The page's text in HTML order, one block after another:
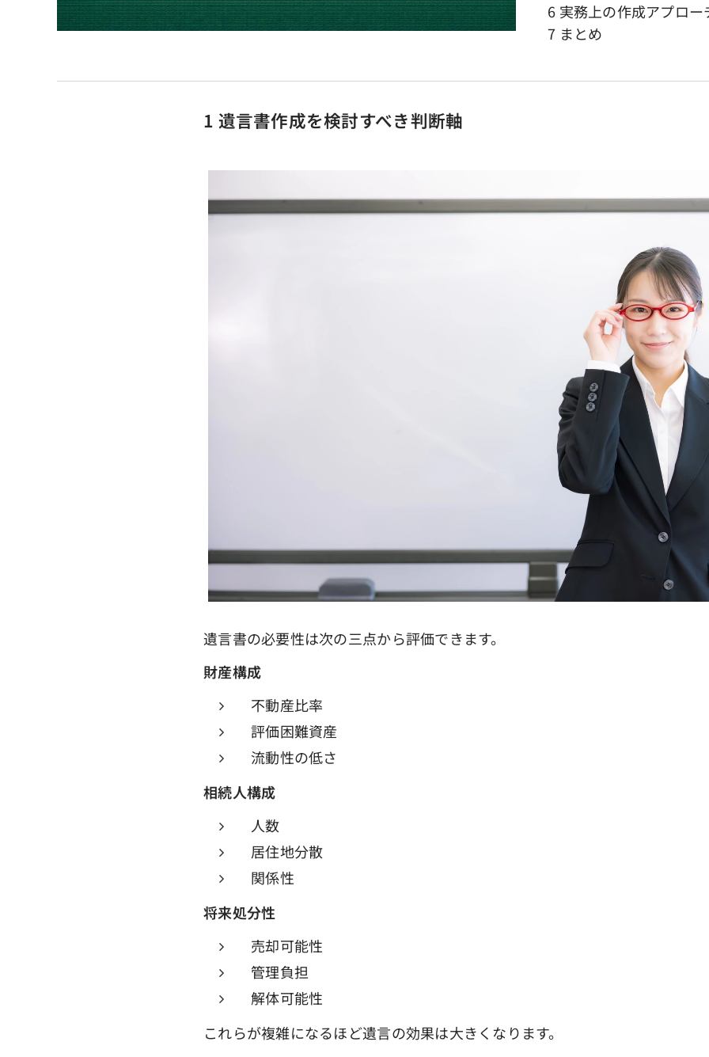
6 実務上の作成アプロー
7 まとめ
1 遺言書作成を検討すべき判断軸
遺言書の必要性は次の三点から評価できます。
財産構成
不動産比率
評価困難資産
流動性の低さ
相続人構成
人数
居住地分散
関係性
将来処分性
売却可能性
管理負担
解体可能性
これらが複雑になるほど遺言の効果は大きくなります。